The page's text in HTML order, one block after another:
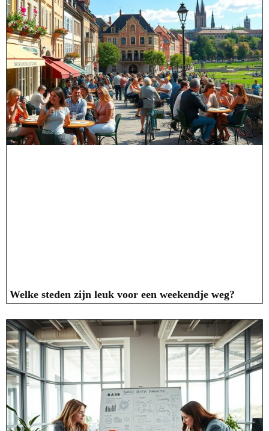
Welke steden zijn leuk voor een weekendje weg?